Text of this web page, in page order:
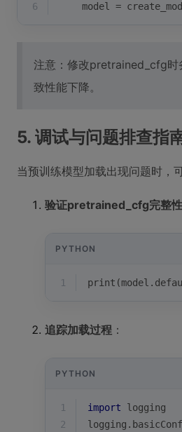
6
model =
注意：修改pretrained_cfg时
致性能下降。
5. 调试与问题排查指
当预训练模型加载出现问题时，
验证pretrained_cfg完整性
PYTHON
1 print
追踪加载过程 ：
PYTHON
1 import logging
2